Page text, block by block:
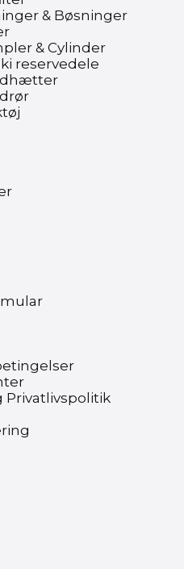
& Bøsninger
& Cylinder
reservedele
Privatlivspolitik